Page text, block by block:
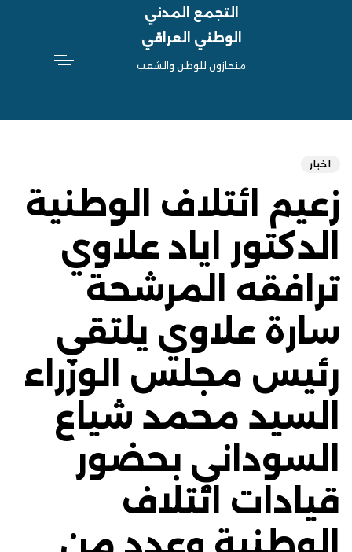
التجمع المدني
الوطني العراقي
منحازون للوطن والشعب
اخبار
زعيم ائتلاف الوطنية
الدكتور اياد علاوي
ترافقه المرشحة
سارة علاوي يلتقي
رئيس مجلس الوزراء
السيد محمد شياع
السوداني بحضور
قيادات ائتلاف